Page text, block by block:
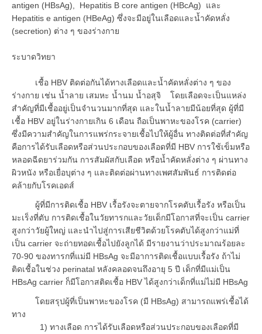
antigen (HBsAg), Hepatitis B core antigen (HBcAg) และ
Hepatitis e antigen (HBeAg) ซึ่งจะมีอยู่ในเลือดและน้ำคัดหลั่ง
(secretion) ต่าง ๆ ของร่างกาย
ระบาดวิทยา
เชื้อ HBV ติดต่อกันได้ทางเลือดและน้ำคัดหลั่งต่าง ๆ ของ
ร่างกาย เช่น น้ำลาย เสมหะ น้ำนม น้ำอสุจิ โดยเลือดจะเป็นแหล่ง
สำคัญที่มีเชื้ออยู่เป็นจำนวนมากที่สุด และในน้ำลายมีน้อยที่สุด ผู้ที่มี
เชื้อ HBV อยู่ในร่างกายเกิน 6 เดือน ถือเป็นพาหะของโรค (carrier)
ซึ่งมีความสำคัญในการแพร่กระจายเชื้อไปให้ผู้อื่น ทางติดต่อที่สำคัญ
คือการได้รับเลือดหรือส่วนประกอบของเลือดที่มี HBV การใช้เข็มหรือ
หลอดฉีดยาร่วมกัน การสัมผัสกับเลือด หรือน้ำคัดหลั่งต่าง ๆ ผ่านทาง
ผิวหนัง หรือเยื่อบุต่าง ๆ และติดต่อผ่านทางเพศสัมพันธ์ การติดต่อ
คล้ายกับโรคเอดส์
ผู้ที่มีการติดเชื้อ HBV เรื้อรังจะตายจากโรคตับเรื้อรัง หรือเป็น
มะเร็งที่ตับ การติดเชื้อในวัยทารกและวัยเด็กมีโอกาสที่จะเป็น carrier
สูงกว่าวัยผู้ใหญ่ และนำไปสู่การเสียชีวิตด้วยโรคตับได้สูงกว่าแม่ที่
เป็น carrier จะถ่ายทอดเชื้อไปยังลูกได้ มีรายงานว่าประมาณร้อยละ
70-90 ของทารกที่แม่มี HBsAg จะมีอาการติดเชื้อแบบเรื้อรัง ถ้าไม่
ติดเชื้อในช่วง perinatal หลังคลอดจนถึงอายุ 5 ปี เด็กที่มีแม่เป็น
HBsAg carrier ก็มีโอกาสติดเชื้อ HBV ได้สูงกว่าเด็กที่แม่ไม่มี HBsAg
โดยสรุปผู้ที่เป็นพาหะของโรค (มี HBsAg) สามารถแพร่เชื้อได้
ทาง
1) ทางเลือด การได้รับเลือดหรือส่วนประกอบของเลือดที่มี